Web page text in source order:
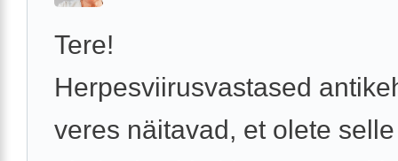
Tere!
Herpesviirusvastased
veres näitavad, et olete